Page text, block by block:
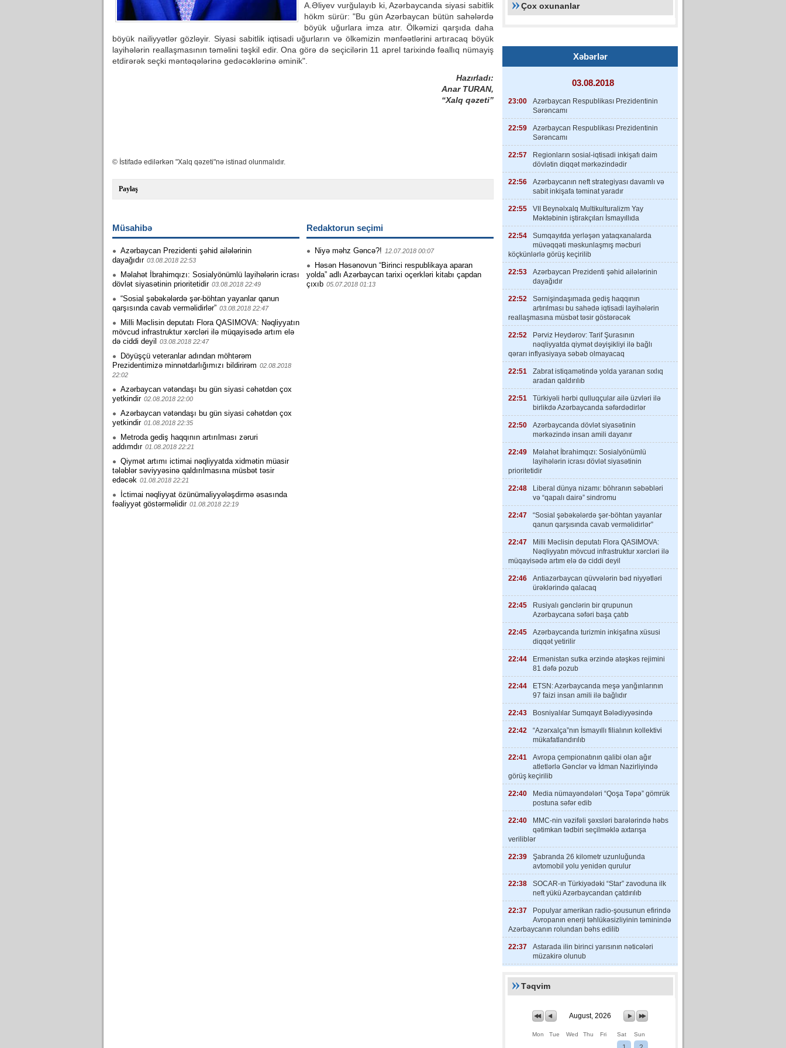
A.Əliyev vurğulayıb ki, Azərbaycanda siyasi sabitlik
hökm sürür: "Bu gün Azərbaycan bütün sahələrdə
böyük uğurlara imza atır. Ölkəmizi qarşıda daha
böyük nailiyyətlər gözləyir. Siyasi sabitlik iqtisadi uğurların və ölkəmizin mənfəətlərini artıracaq böyük
layihələrin reallaşmasının təməlini təşkil edir. Ona görə də seçicilərin 11 aprel tarixində fəallıq nümayiş
etdirərək seçki məntəqələrinə gedəcəklərinə əminik".
Hazırladı:
Anar TURAN,
“Xalq qəzeti”
© İstifadə edilərkən "Xalq qəzeti"nə istinad olunmalıdır.
Paylaş
Müsahibə
Azərbaycan Prezidenti şəhid ailələrinin
dayağıdır 03.08.2018 22:53
Məlahət İbrahimqızı: Sosialyönümlü layihələrin icrası
dövlət siyasətinin prioritetidir 03.08.2018 22:49
“Sosial şəbəkələrdə şər-böhtan yayanlar qanun
qarşısında cavab verməlidirlər” 03.08.2018 22:47
Milli Məclisin deputatı Flora QASIMOVA: Nəqliyyatın
mövcud infrastruktur xərcləri ilə müqayisədə artım elə
də ciddi deyil
03.08.2018 22:47
Döyüşçü veteranlar adından möhtərəm
Prezidentimizə minnətdarlığımızı bildirirəm 02.08.2018
22:02
Azərbaycan vətəndaşı bu gün siyasi cəhətdən çox
yetkindir 02.08.2018 22:00
Azərbaycan vətəndaşı bu gün siyasi cəhətdən çox
yetkindir 01.08.2018 22:35
Metroda gediş haqqının artırılması zəruri
addımdır 01.08.2018 22:21
Qiymət artımı ictimai nəqliyyatda xidmətin müasir
tələblər səviyyəsinə qaldırılmasına müsbət təsir
edəcək 01.08.2018 22:21
İctimai nəqliyyat özünümaliyyələşdirmə əsasında
fəaliyyət göstərməlidir 01.08.2018 22:19
Redaktorun seçimi
Niyə məhz Gəncə?! 12.07.2018 00:07
Həsən Həsənovun “Birinci respublikaya aparan
yolda” adlı Azərbaycan tarixi oçerkləri kitabı çapdan
çıxıb 05.07.2018 01:13
Çox oxunanlar
Xəbərlər
03.08.2018
23:00
Azərbaycan Respublikası Prezidentinin
Sərəncamı
22:59
Azərbaycan Respublikası Prezidentinin
Sərəncamı
22:57
Regionların sosial-iqtisadi inkişafı daim
dövlətin diqqət mərkəzindədir
22:56
Azərbaycanın neft strategiyası davamlı və
sabit inkişafa təminat yaradır
22:55
VII Beynəlxalq Multikulturalizm Yay
Məktəbinin iştirakçıları İsmayıllıda
22:54
Sumqayıtda yerləşən yataqxanalarda
müvəqqəti məskunlaşmış məcburi
köçkünlərlə görüş keçirilib
22:53
Azərbaycan Prezidenti şəhid ailələrinin
dayağıdır
22:52
Sərnişindaşımada gediş haqqının
artırılması bu sahədə iqtisadi layihələrin
reallaşmasına müsbət təsir göstərəcək
22:52
Pərviz Heydərov: Tarif Şurasının
nəqliyyatda qiymət dəyişikliyi ilə bağlı
qərarı inflyasiyaya səbəb olmayacaq
22:51
Zabrat istiqamətində yolda yaranan sıxlıq
aradan qaldırılıb
22:51
Türkiyəli hərbi qulluqçular ailə üzvləri ilə
birlikdə Azərbaycanda səfərdədirlər
22:50
Azərbaycanda dövlət siyasətinin
mərkəzində insan amili dayanır
22:49
Məlahət İbrahimqızı: Sosialyönümlü
layihələrin icrası dövlət siyasətinin
prioritetidir
22:48
Liberal dünya nizamı: böhranın səbəbləri
və “qapalı dairə” sindromu
22:47
“Sosial şəbəkələrdə şər-böhtan yayanlar
qanun qarşısında cavab verməlidirlər”
22:47
Milli Məclisin deputatı Flora QASIMOVA:
Nəqliyyatın mövcud infrastruktur xərcləri ilə
müqayisədə artım elə də ciddi deyil
22:46
Antiazərbaycan qüvvələrin bəd niyyətləri
ürəklərində qalacaq
22:45
Rusiyalı gənclərin bir qrupunun
Azərbaycana səfəri başa çatıb
22:45
Azərbaycanda turizmin inkişafına xüsusi
diqqət yetirilir
22:44
Ermənistan sutka ərzində atəşkəs rejimini
81 dəfə pozub
22:44
ETSN: Azərbaycanda meşə yanğınlarının
97 faizi insan amili ilə bağlıdır
22:43 Bosniyalılar Sumqayıt Bələdiyyəsində
22:42
“Azərxalça”nın İsmayıllı filialının kollektivi
mükafatlandırılıb
22:41
Avropa çempionatının qalibi olan ağır
atletlərlə Gənclər və İdman Nazirliyində
görüş keçirilib
22:40
Media nümayəndələri “Qoşa Təpə” gömrük
postuna səfər edib
22:40
MMC-nin vəzifəli şəxsləri barələrində həbs
qətimkan tədbiri seçilməklə axtarışa
veriliblər
22:39
Şabranda 26 kilometr uzunluğunda
avtomobil yolu yenidən qurulur
22:38
SOCAR-ın Türkiyədəki “Star” zavoduna ilk
neft yükü Azərbaycandan çatdırılıb
22:37
Populyar amerikan radio-şousunun efirində
Avropanın enerji təhlükəsizliyinin təminində
Azərbaycanın rolundan bəhs edilib
22:37
Astarada ilin birinci yarısının nəticələri
müzakirə olunub
Təqvim
August, 2026
Mon Tue Wed Thu Fri Sat Sun